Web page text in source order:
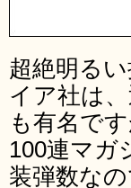
超絶明る
イア社は
も有名で
100連マガ
装弾数な